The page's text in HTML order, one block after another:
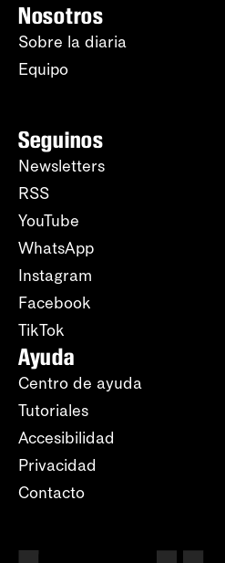
Nosotros
Sobre la diaria
Equipo
Seguinos
Newsletters
RSS
YouTube
WhatsApp
Instagram
Facebook
TikTok
Ayuda
Centro de ayuda
Tutoriales
Accesibilidad
Privacidad
Contacto